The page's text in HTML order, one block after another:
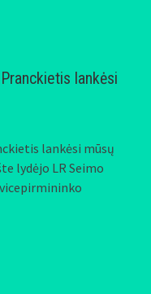
lankėsi
lankėsi mūsų
lydėjo LR Seimo